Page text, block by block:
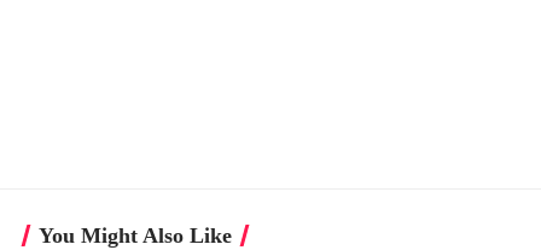
You Might Also Like